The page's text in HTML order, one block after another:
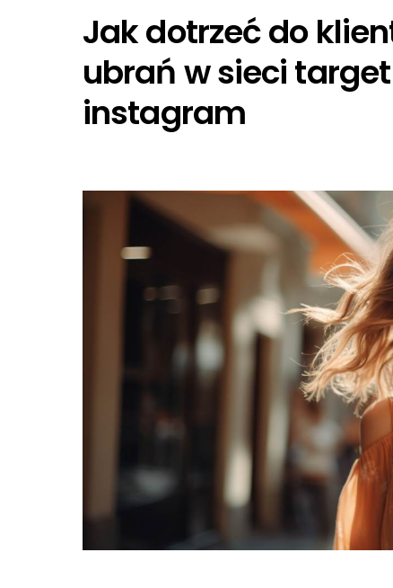
Jak dotrzeć do
ubrań w sieci
instagram